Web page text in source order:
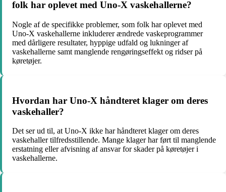
folk har oplevet med Uno-X vaskehallerne?
Nogle af de specifikke problemer, som folk har oplevet med
Uno-X vaskehallerne inkluderer ændrede vaskeprogrammer
med dårligere resultater, hyppige udfald og lukninger af
vaskehallerne samt manglende rengøringseffekt og ridser på
køretøjer.
Hvordan har Uno-X håndteret klager om deres
vaskehaller?
Det ser ud til, at Uno-X ikke har håndteret klager om deres
vaskehaller tilfredsstillende. Mange klager har ført til manglende
erstatning eller afvisning af ansvar for skader på køretøjer i
vaskehallerne.